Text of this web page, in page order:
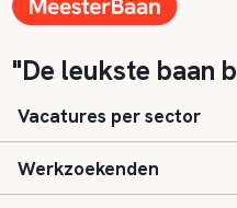
"De leukste baan
Vacatures per sector
Basisonderwijs
Werkzoekenden